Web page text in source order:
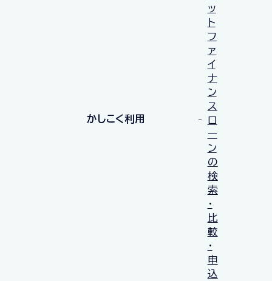
ッ
ト
フ
ァ
イ
ナ
ン
ス
かしこく利用
ロ
ー
ン
の
検
索
・
比
較
・
申
込